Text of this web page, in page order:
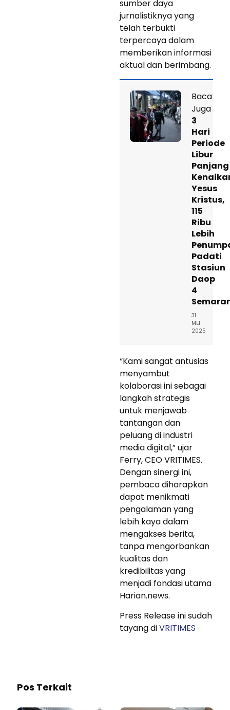
sumber daya
jurnalistiknya yang
telah terbukti
terpercaya dalam
memberikan informasi
aktual dan berimbang.
Baca
Juga
3
Hari
Periode
Libur
Panjang
Yesus
Kristus,
115
Ribu
Lebih
Padati
Stasiun
Daop
4
31
MEI
2025
“Kami sangat antusias
menyambut
kolaborasi ini sebagai
langkah strategis
untuk menjawab
tantangan dan
peluang di industri
media digital,” ujar
Ferry, CEO VRITIMES.
Dengan sinergi ini,
pembaca diharapkan
dapat menikmati
pengalaman yang
lebih kaya dalam
mengakses berita,
tanpa mengorbankan
kualitas dan
kredibilitas yang
menjadi fondasi utama
Harian.news.
Press Release ini sudah
tayang diVRITIMES
Pos Terkait